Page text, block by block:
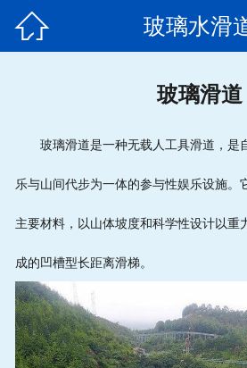
 玻璃水滑
玻璃滑道
玻璃滑道是一种无载人工具滑道，是
乐与山间代步为一体的参与性娱乐设施。
主要材料，以山体坡度和科学性设计以重
成的凹槽型长距离滑梯。